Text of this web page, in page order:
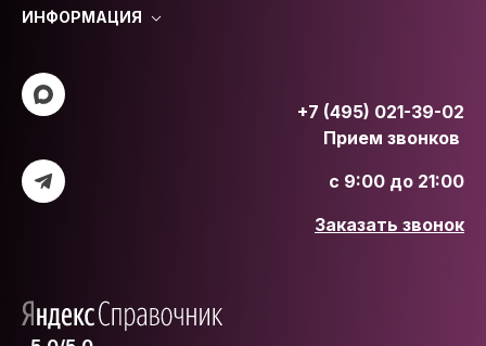
ИНФОРМАЦИЯ
+7 (495) 021-39-02
Прием звонков
с 9:00 до 21:00
Заказать звонок